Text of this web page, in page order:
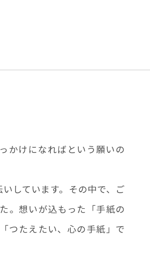
かけになればという願いの
しています。その中で、ご
。想いが込もった「手紙の
つたえたい、心の手紙」で